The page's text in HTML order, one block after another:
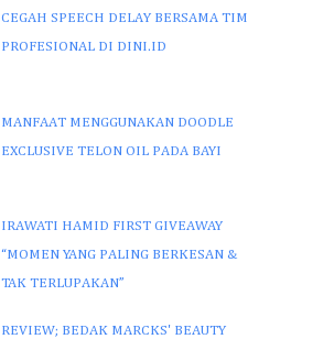
CEGAH SPEECH DELAY BERSAMA TIM
PROFESIONAL DI DINI.ID
MANFAAT MENGGUNAKAN DOODLE
EXCLUSIVE TELON OIL PADA BAYI
IRAWATI HAMID FIRST GIVEAWAY
“MOMEN YANG PALING BERKESAN &
TAK TERLUPAKAN”
REVIEW; BEDAK MARCKS' BEAUTY